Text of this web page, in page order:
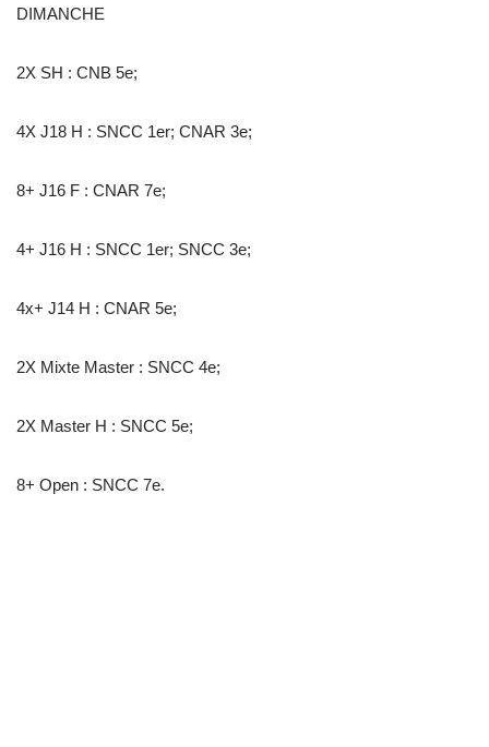
DIMANCHE
2X SH : CNB 5e;
4X J18 H : SNCC 1er; CNAR 3e;
8+ J16 F : CNAR 7e;
4+ J16 H : SNCC 1er; SNCC 3e;
4x+ J14 H : CNAR 5e;
2X Mixte Master : SNCC 4e;
2X Master H : SNCC 5e;
8+ Open : SNCC 7e.